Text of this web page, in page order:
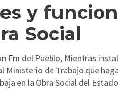
y
Social
Fm del Pueblo, Mientras
Ministerio de Trabajo que
en la Obra Social del